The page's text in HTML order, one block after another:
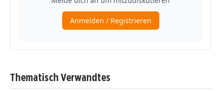
Thematisch Verwandtes